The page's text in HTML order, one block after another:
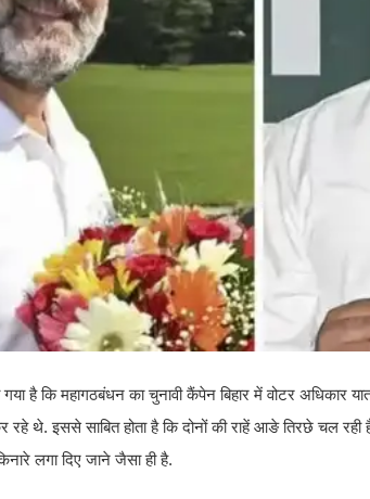
है कि महागठबंधन का चुनावी कैंपेन बिहार में वोटर अधिकार
रहे थे. इससे साबित होता है कि दोनों की राहें आङे तिरछे चल
लगा दिए जाने जैसा ही है.